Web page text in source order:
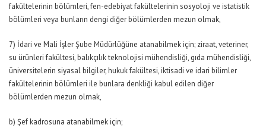
fakültelerinin bölümleri, fen-edebiyat fakültelerinin sosyoloji ve istatistik
bölümleri veya bunların dengi diğer bölümlerden mezun olmak,
7) İdari ve Mali İşler Şube Müdürlüğüne atanabilmek için; ziraat, veteriner,
su ürünleri fakültesi, balıkçılık teknolojisi mühendisliği, gıda mühendisliği,
üniversitelerin siyasal bilgiler, hukuk fakültesi, iktisadi ve idari bilimler
fakültelerinin bölümleri ile bunlara denkliği kabul edilen diğer
bölümlerden mezun olmak,
b) Şef kadrosuna atanabilmek için;